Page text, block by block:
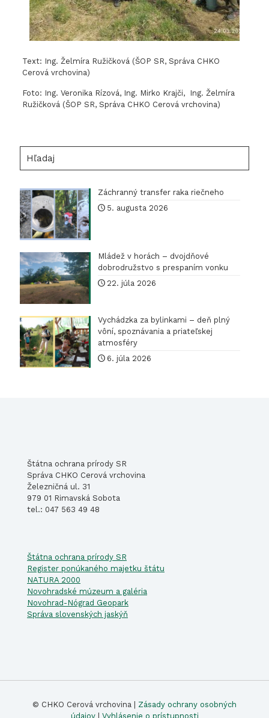
Text: Ing. Želmíra Ružičková (ŠOP SR, Správa CHKO
Cerová vrchovina)
Foto: Ing. Veronika Rízová, Ing. Mirko Krajči, Ing. Želmíra
Ružičková (ŠOP SR, Správa CHKO Cerová vrchovina)
Záchranný transfer raka riečneho
5. augusta 2026
Mládež v horách – dvojdňové
dobrodružstvo s prespaním vonku
22. júla 2026
Vychádzka za bylinkami – deň plný
vôní, spoznávania a priateľskej
atmosféry
6. júla 2026
Štátna ochrana prírody SR
Správa CHKO Cerová vrchovina
Železničná ul. 31
979 01 Rimavská Sobota
tel.: 047 563 49 48
Štátna ochrana prírody SR
Register ponúkaného majetku štátu
NATURA 2000
Novohradské múzeum a galéria
Novohrad-Nógrad Geopark
Správa slovenských jaskýň
© CHKO Cerová vrchovina | Zásady ochrany osobných
údajov| Vyhlásenie o prístupnosti